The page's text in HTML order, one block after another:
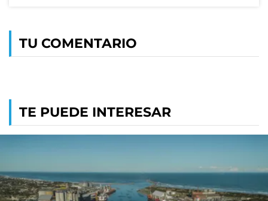
TU COMENTARIO
TE PUEDE INTERESAR